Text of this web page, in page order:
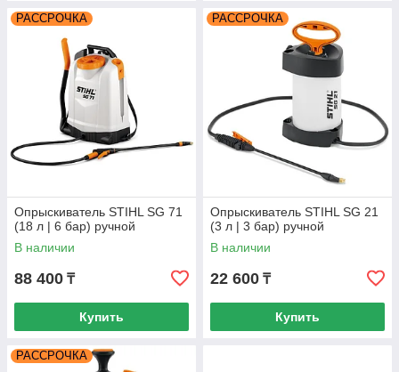
РАССРОЧКА
Опрыскиватель STIHL SG 71
(18 л | 6 бар) ручной
В наличии
88 400 ₸
Купить
РАССРОЧКА
Опрыскиватель STIHL SG 21
(3 л | 3 бар) ручной
В наличии
22 600 ₸
Купить
РАССРОЧКА